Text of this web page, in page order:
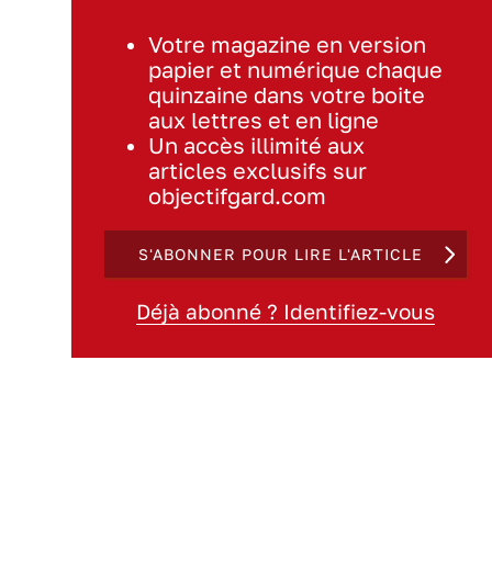
Votre magazine en version
papier et numérique chaque
quinzaine dans votre boite
aux lettres et en ligne
Un accès illimité aux
articles exclusifs sur
objectifgard.com
S'ABONNER POUR LIRE L'ARTICLE
Déjà abonné ? Identifiez-vous